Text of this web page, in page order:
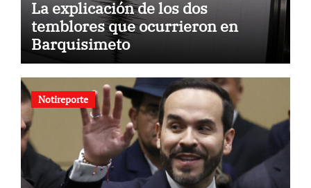
La explicación de los dos
temblores que ocurrieron en
Barquisimeto
Notireporte